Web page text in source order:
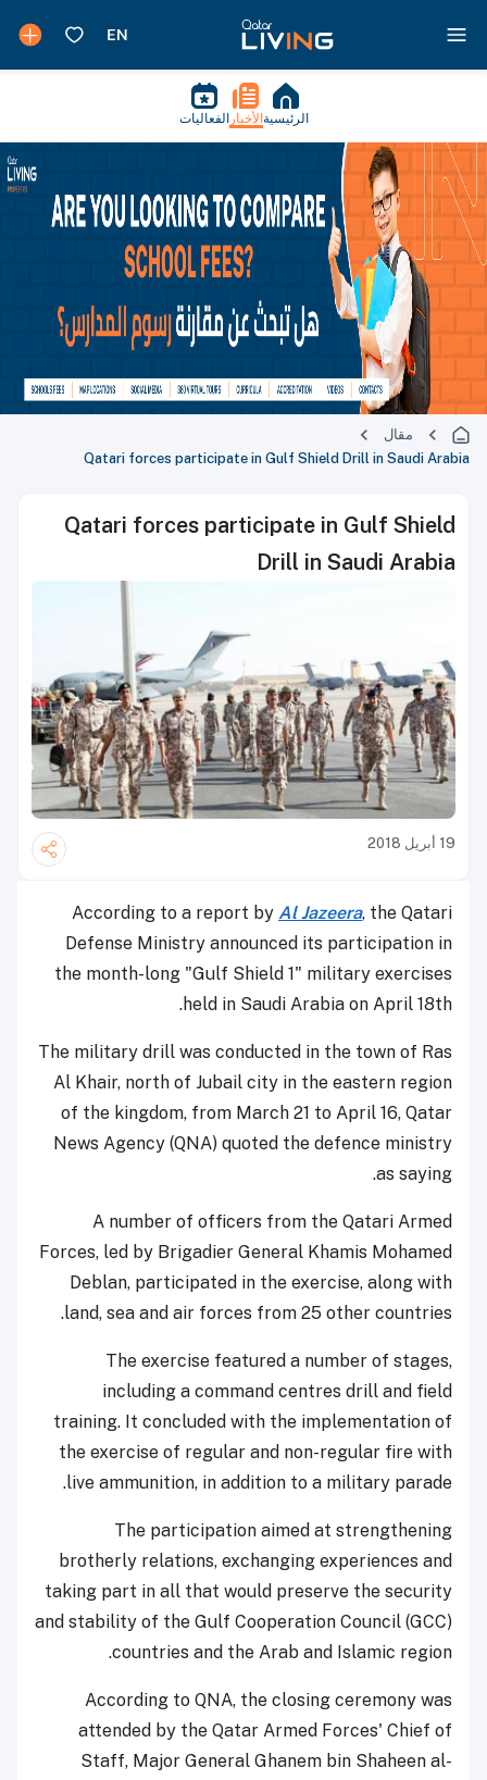
الرئيسية الأخبار الفعاليات
مقال
Qatari forces participate in Gulf Shield Drill in Saudi Arabia
Qatari forces participate in Gulf Shield
Drill in Saudi Arabia
19 أبريل 2018
According to a report by Al Jazeera, the Qatari
Defense Ministry announced its participation in
the month-long "Gulf Shield 1" military exercises
held in Saudi Arabia on April 18th.
The military drill was conducted in the town of Ras
Al Khair, north of Jubail city in the eastern region
of the kingdom, from March 21 to April 16, Qatar
News Agency (QNA) quoted the defence ministry
as saying.
A number of officers from the Qatari Armed
Forces, led by Brigadier General Khamis Mohamed
Deblan, participated in the exercise, along with
land, sea and air forces from 25 other countries.
The exercise featured a number of stages,
including a command centres drill and field
training. It concluded with the implementation of
the exercise of regular and non-regular fire with
live ammunition, in addition to a military parade.
The participation aimed at strengthening
brotherly relations, exchanging experiences and
taking part in all that would preserve the security
and stability of the Gulf Cooperation Council (GCC)
countries and the Arab and Islamic region.
According to QNA, the closing ceremony was
attended by the Qatar Armed Forces' Chief of
Staff, Major General Ghanem bin Shaheen al-